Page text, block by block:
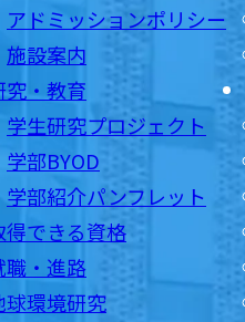
アドミッションポリシー
施設案内
究・教育
学生研究プロジェクト
学部BYOD
学部紹介パンフレット
得できる資格
職・進路
球環境研究